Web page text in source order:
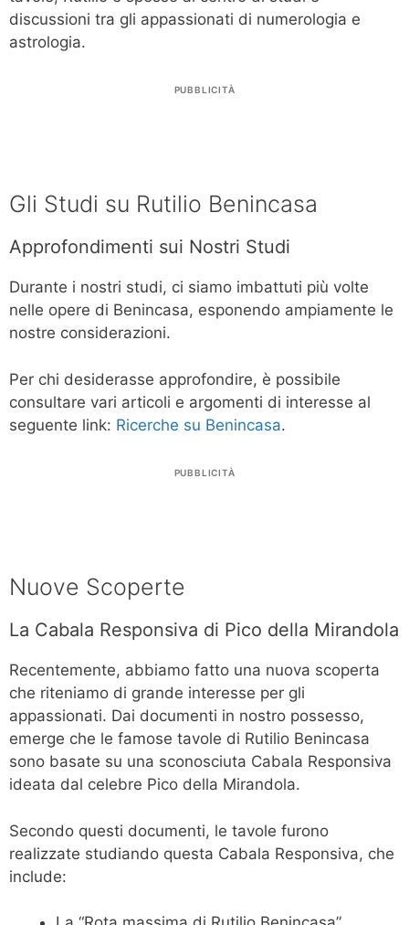
discussioni tra gli appassionati di numerologia e
astrologia.
PUBBLICITÀ
Gli Studi su Rutilio Benincasa
Approfondimenti sui Nostri Studi
Durante i nostri studi, ci siamo imbattuti più volte
nelle opere di Benincasa, esponendo ampiamente le
nostre considerazioni.
Per chi desiderasse approfondire, è possibile
consultare vari articoli e argomenti di interesse al
seguente link: Ricerche su Benincasa.
PUBBLICITÀ
Nuove Scoperte
La Cabala Responsiva di Pico della Mirandola
Recentemente, abbiamo fatto una nuova scoperta
che riteniamo di grande interesse per gli
appassionati. Dai documenti in nostro possesso,
emerge che le famose tavole di Rutilio Benincasa
sono basate su una sconosciuta Cabala Responsiva
ideata dal celebre Pico della Mirandola.
Secondo questi documenti, le tavole furono
realizzate studiando questa Cabala Responsiva, che
include: